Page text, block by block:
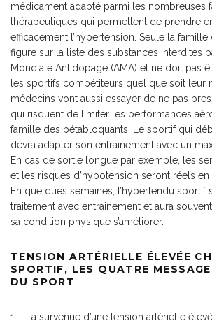
médicament adapté parmi les nombreuses
thérapeutiques qui permettent de prendre
efficacement l’hypertension. Seule la
figure sur la liste des substances interdites
Mondiale Antidopage (AMA) et ne doit pas
les sportifs compétiteurs quel que soit leur
médecins vont aussi essayer de ne pas
qui risquent de limiter les performances
famille des bétabloquants. Le sportif qui
devra adapter son entrainement avec un
En cas de sortie longue par exemple, les
et les risques d’hypotension seront réels
En quelques semaines, l’hypertendu sportif
traitement avec entrainement et aura
sa condition physique s’améliorer.
TENSION ARTÉRIELLE ÉLEVÉE
SPORTIF, LES QUATRE
DU SPORT
1 – La survenue d’une tension artérielle